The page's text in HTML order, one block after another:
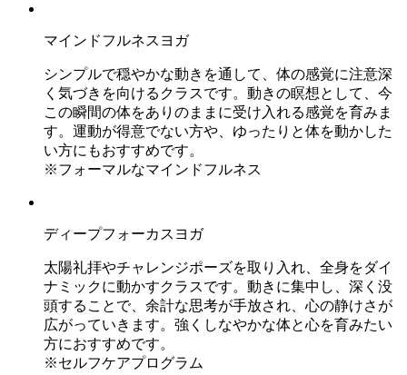
マインドフルネスヨガ
シンプルで穏やかな動きを通して、体の感覚に注意深
く気づきを向けるクラスです。動きの瞑想として、今
この瞬間の体をありのままに受け入れる感覚を育みま
す。運動が得意でない方や、ゆったりと体を動かした
い方にもおすすめです。
※フォーマルなマインドフルネス
ディープフォーカスヨガ
太陽礼拝やチャレンジポーズを取り入れ、全身をダイ
ナミックに動かすクラスです。動きに集中し、深く没
頭することで、余計な思考が手放され、心の静けさが
広がっていきます。強くしなやかな体と心を育みたい
方におすすめです。
※セルフケアプログラム